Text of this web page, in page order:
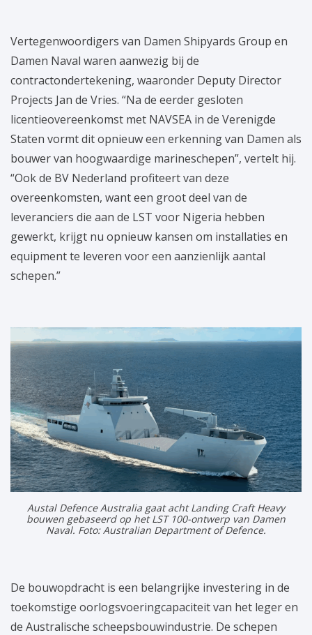
Vertegenwoordigers van Damen Shipyards Group en
Damen Naval waren aanwezig bij de
contractondertekening, waaronder Deputy Director
Projects Jan de Vries. “Na de eerder gesloten
licentieovereenkomst met NAVSEA in de Verenigde
Staten vormt dit opnieuw een erkenning van Damen als
bouwer van hoogwaardige marineschepen”, vertelt hij.
“Ook de BV Nederland profiteert van deze
overeenkomsten, want een groot deel van de
leveranciers die aan de LST voor Nigeria hebben
gewerkt, krijgt nu opnieuw kansen om installaties en
equipment te leveren voor een aanzienlijk aantal
schepen.”
Austal Defence Australia gaat acht Landing Craft Heavy
bouwen gebaseerd op het LST 100-ontwerp van Damen
Naval. Foto: Australian Department of Defence.
De bouwopdracht is een belangrijke investering in de
toekomstige oorlogsvoeringcapaciteit van het leger en
de Australische scheepsbouwindustrie. De schepen